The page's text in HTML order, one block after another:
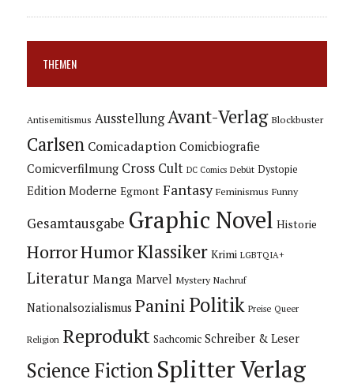
THEMEN
Antisemitismus Ausstellung Avant-Verlag Blockbuster
Carlsen Comicadaption Comicbiografie
Comicverfilmung Cross Cult DC Comics Debüt Dystopie
Edition Moderne Egmont Fantasy Feminismus Funny
Gesamtausgabe Graphic Novel Historie
HorrorHumorKlassiker Krimi LGBTQIA+
Literatur Manga Marvel Mystery Nachruf
Nationalsozialismus Panini Politik Preise Queer
Religion Reprodukt Sachcomic Schreiber & Leser
Science Fiction Splitter Verlag